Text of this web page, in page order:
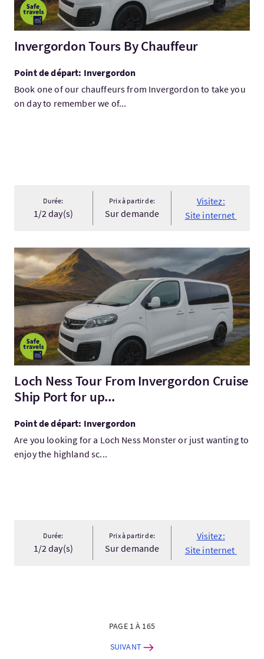
Invergordon Tours By Chauffeur
Point de départ: Invergordon
Book one of our chauffeurs from Invergordon to take you
on day to remember we of...
Durée:
1/2 day(s)
Prix à partir de:
Sur demande
Visitez:
Site internet
Visitez:Loch Ness Tour From Invergordon Cruise Ship Port for
Loch Ness Tour From Invergordon Cruise
Ship Port for up...
Point de départ: Invergordon
Are you looking for a Loch Ness Monster or just wanting to
enjoy the highland sc...
Durée:
1/2 day(s)
Prix à partir de:
Sur demande
Visitez:
Site internet
PAGE 1 À 165
SUIVANT